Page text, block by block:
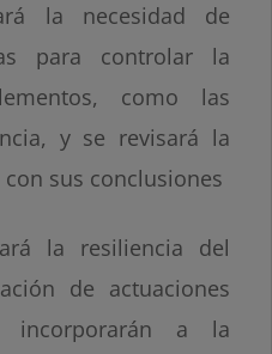
la necesidad de
para controlar la
como las
y se revisará la
sus conclusiones
la resiliencia del
de actuaciones
incorporarán a la